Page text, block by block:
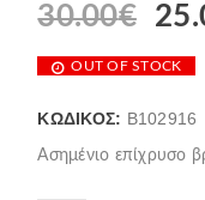
30.00€
OUT OF STOCK
ΚΩΔΙΚΌΣ: B102916
Ασημένιο επίχρυσο